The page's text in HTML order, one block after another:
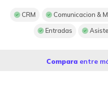
CRM Comunicacion &
Entradas
Compara entre